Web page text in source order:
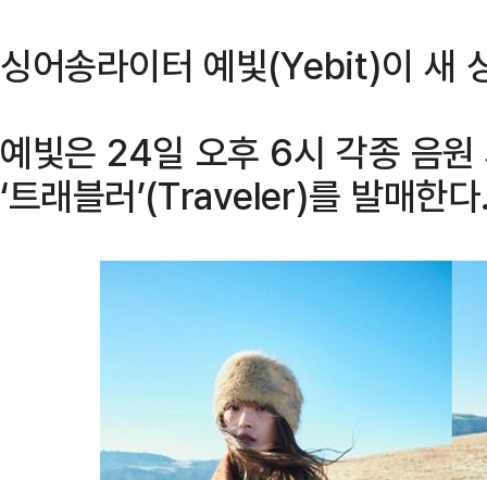
싱어송라이터 예빛(Yebit)이 새
예빛은 24일 오후 6시 각종 음
‘트래블러’(Traveler)를 발매한